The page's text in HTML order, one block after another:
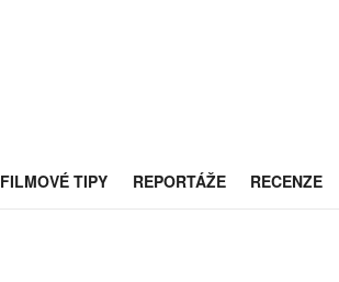
FILMOVÉ TIPY REPORTÁŽE RECENZE